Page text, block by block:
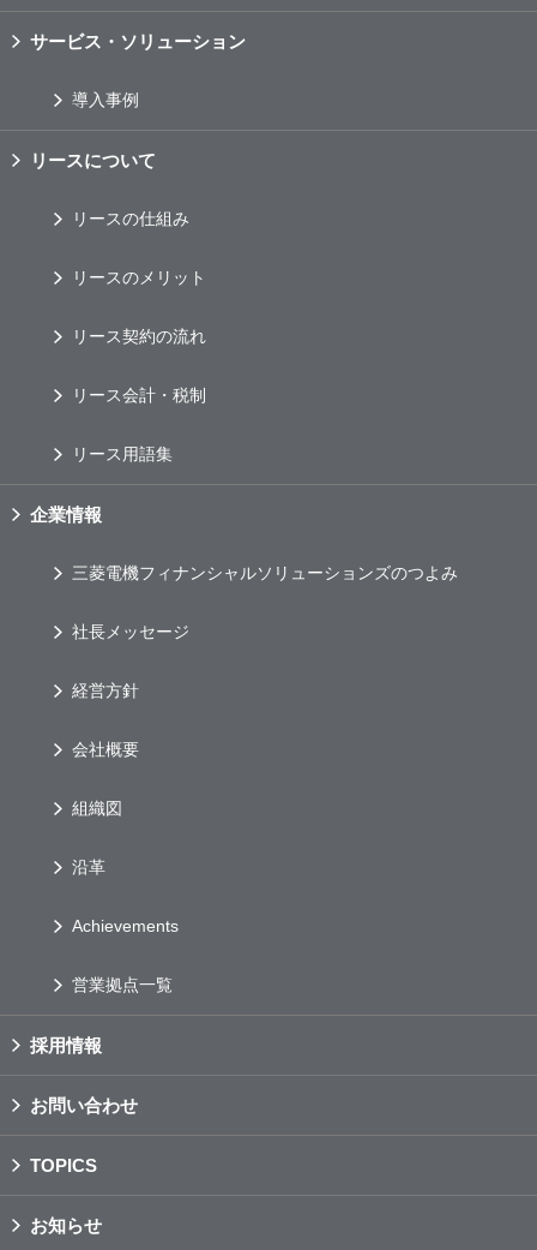
サービス・ソリューション
導入事例
リースについて
リースの仕組み
リースのメリット
リース契約の流れ
リース会計・税制
リース用語集
企業情報
三菱電機フィナンシャルソリューションズのつよみ
社長メッセージ
経営方針
会社概要
組織図
沿革
Achievements
営業拠点一覧
採用情報
お問い合わせ
TOPICS
お知らせ